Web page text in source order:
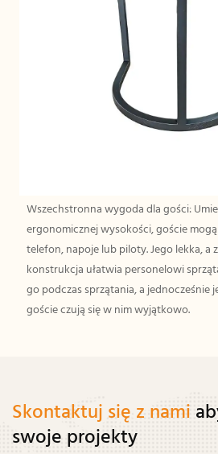
Wszechstronna wygoda dla gości:
ergonomicznej wysokości, goście
telefon, napoje lub piloty. Jego lekka, a
konstrukcja ułatwia personelowi
go podczas sprzątania, a jednocześnie
goście czują się w nim wyjątkowo.
Skontaktuj się z nami
swoje projekty